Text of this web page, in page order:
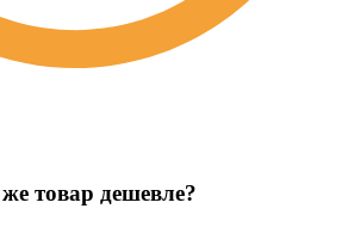
товар дешевле?